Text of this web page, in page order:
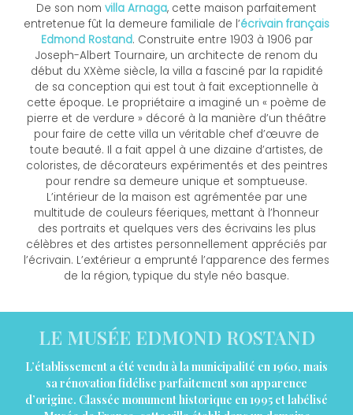
De son nom villa Arnaga, cette maison parfaitement
entretenue fût la demeure familiale de l’écrivain français
Edmond Rostand. Construite entre 1903 à 1906 par
Joseph-Albert Tournaire, un architecte de renom du
début du XXème siècle, la villa a fasciné par la rapidité
de sa conception qui est tout à fait exceptionnelle à
cette époque. Le propriétaire a imaginé un « poème de
pierre et de verdure » décoré à la manière d’un théâtre
pour faire de cette villa un véritable chef d’œuvre de
toute beauté. Il a fait appel à une dizaine d’artistes, de
coloristes, de décorateurs expérimentés et des peintres
pour rendre sa demeure unique et somptueuse.
L’intérieur de la maison est agrémentée par une
multitude de couleurs féeriques, mettant à l’honneur
des portraits et quelques vers des écrivains les plus
célèbres et des artistes personnellement appréciés par
l’écrivain. L’extérieur a emprunté l’apparence des fermes
de la région, typique du style néo basque.
LE MUSÉE EDMOND ROSTAND
L’établissement a été vendu à la municipalité en 1960, mais
sa rénovation fidélise parfaitement son apparence
d’origine. Classée monument historique en 1995 et labélisé